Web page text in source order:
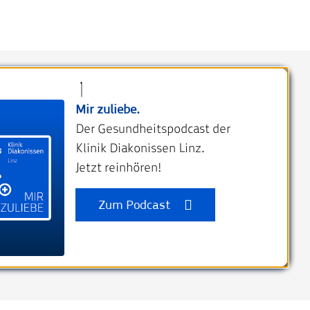
Kontakt
Klinik Diakonissen Linz
Weißenwolffstraße 15
4020 Linz, Austria
kdl@diakonissen.at
+43 732 76 750
Mir zuliebe.
Der Gesundheitspodcast der
Klinik Diakonissen Linz.
Jetzt reinhören!
Zum Podcast